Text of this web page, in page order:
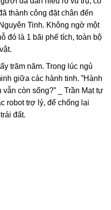
thành công đặt chân đến
Tinh. Không ngờ một
đó là 1 bãi phế tích, toàn bộ
trăm năm. Trong lúc ngủ
giữa các hành tinh. ”Hành
còn sống?” _ Trần Mạt tự
robot trợ lý, để chống lại
đất.